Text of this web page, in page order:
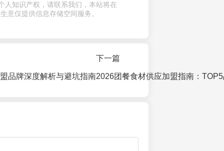
人知识产权，请联系我们，本站将在
意仅提供信息存储空间服务。
品牌深度解析与避坑指南
下一篇